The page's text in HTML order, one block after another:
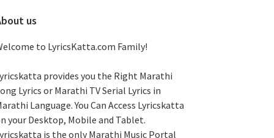
us
to LyricsKatta.com Family!
provides you the Right Marathi
Lyrics or Marathi TV Serial Lyrics in
Language. You Can Access Lyricskatta
your Desktop, Mobile and Tablet.
is the only Marathi Music Portal